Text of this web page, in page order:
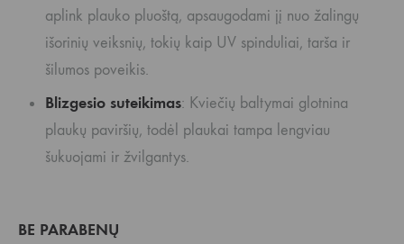
aplink plauko pluoštą, apsaugodami jį nuo žalingų
išorinių veiksnių, tokių kaip UV spinduliai, tarša ir
šilumos poveikis.
Blizgesio suteikimas: Kviečių baltymai glotnina
plaukų paviršių, todėl plaukai tampa lengviau
šukuojami ir žvilgantys.
BE PARABENŲ